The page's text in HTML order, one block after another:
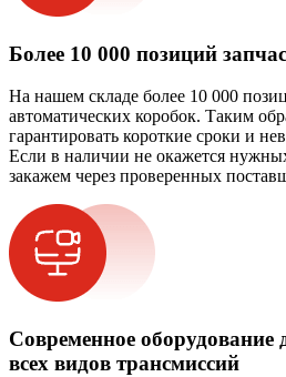
Более 10 000 позиций
На нашем складе более 10 000
автоматических коробок. Таким
гарантировать короткие сроки и
Если в наличии не окажется
закажем через проверенных
Современное оборудование
всех видов трансмиссий